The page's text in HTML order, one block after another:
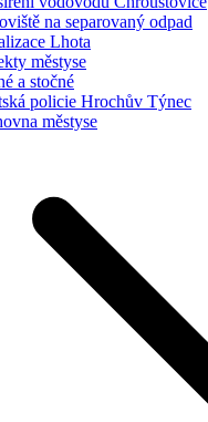
na separovaný odpad
Lhota
městyse
a stočné
policie Hrochův Týnec
městyse